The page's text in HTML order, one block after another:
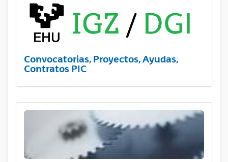
Convocatorias, Proyectos, Ayudas,
Contratos PIC